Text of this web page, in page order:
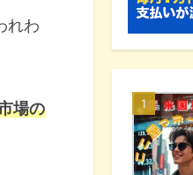
れわ
場の